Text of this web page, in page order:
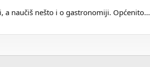
a naučiš nešto i o gastronomiji. Općenito...